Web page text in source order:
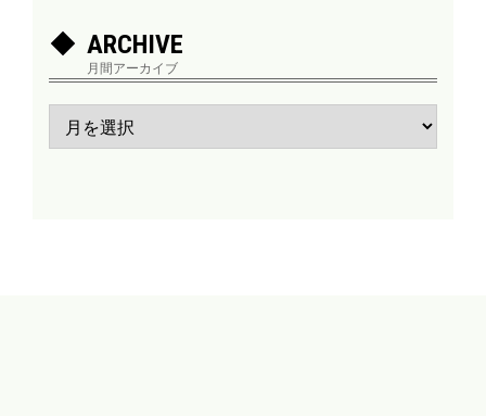
ARCHIVE
月間アーカイブ